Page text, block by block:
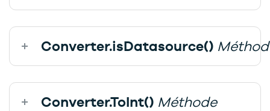
Converter.isDatasource()
Converter.ToInt() Méthode